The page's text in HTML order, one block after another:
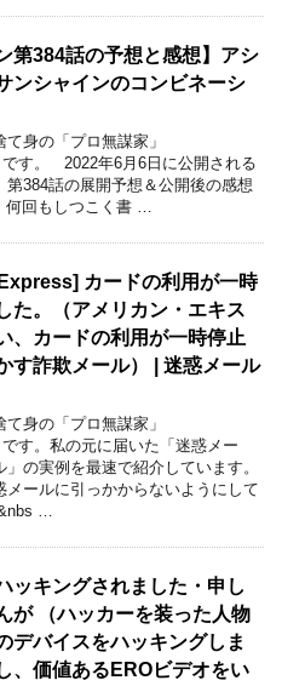
第384話の予想と感想】アシ
ンシャインのコンビネーシ
身の「プロ無謀家」
です。 2022年6月6日に公開される
第384話の展開予想＆公開後の感想
回もしつこく書 …
カードの利用が一時
た。（アメリカン・エキス
、カードの利用が一時停止
す詐欺メール） | 迷惑メール
身の「プロ無謀家」
です。私の元に届いた「迷惑メー
」の実例を最速で紹介しています。
メールに引っかからないようにして
…
ッキングされました・申し
が （ハッカーを装った人物
デバイスをハッキングしま
、価値あるEROビデオをい